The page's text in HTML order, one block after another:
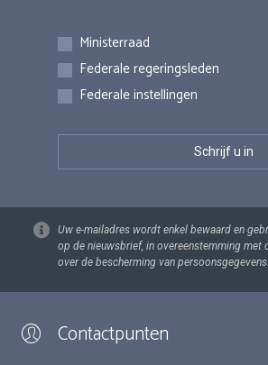
Inschrijvingen
Ministerraad
Federale regeringsleden
Federale instellingen
Uw e-mailadres wordt enkel bewaard en
op de nieuwsbrief, in overeenstemming met
over de bescherming van persoonsgegevens.
Contactpunten